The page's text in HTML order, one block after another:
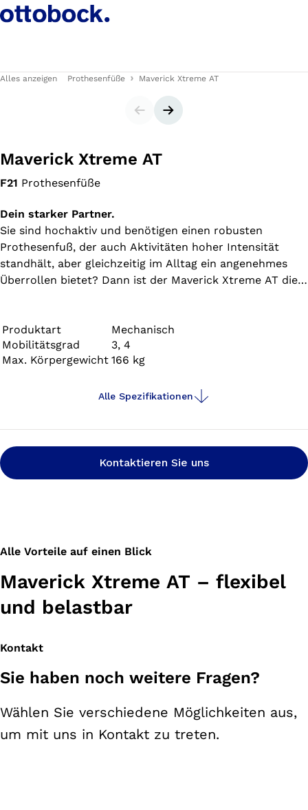
Alles anzeigen Prothesenfüße Maverick Xtreme AT
SliderNächster Slide
Maverick Xtreme AT
F21 Prothesenfüße
Dein starker Partner.
Sie sind hochaktiv und benötigen einen robusten
Prothesenfuß, der auch Aktivitäten hoher Intensität
standhält, aber gleichzeitig im Alltag ein angenehmes
Überrollen bietet? Dann ist der Maverick Xtreme AT die
für ein angenehmes Tragegefühl.
Produktart
Mechanisch
Mobilitätsgrad
3, 4
Max. Körpergewicht 166 kg
Alle Spezifikationen
Kontaktieren Sie uns
Alle Vorteile auf einen Blick
Maverick Xtreme AT – flexibel
und belastbar
Kontakt
Sie haben noch weitere Fragen?
Wählen Sie verschiedene Möglichkeiten aus,
um mit uns in Kontakt zu treten.